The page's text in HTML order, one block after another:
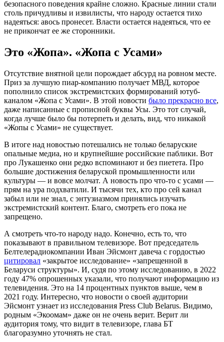
безопасного поведения крайне сложно. Красные линии стали
столь причудливы и извилисты, что народу остается тихо
надеяться: авось пронесет. Власти остается надеяться, что ее
не прикончат ее же сторонники.
Это «Жопа». «Жопа с Усами»
Отсутствие внятной цели порождает абсурд на ровном месте.
Приз за лучшую пиар-компанию получает МВД, которое
пополнило список экстремистских формирований ютуб-
каналом «Жопа с Усами». В этой новости было прекрасно все,
даже написанные с прописной буквы Усы. Это тот случай,
когда лучше было бы потерпеть и делать, вид, что никакой
«Жопы с Усами» не существует.
В итоге над новостью потешались не только беларуские
опальные медиа, но и крупнейшие российские паблики. Вот
про Лукашенко они редко вспоминают и без пиетета. Про
большие достижения беларуской промышленности или
культуры — и вовсе молчат. А новость про что-то с усами —
прям на ура подхватили. И тысячи тех, кто про сей канал
забыл или не знал, с энтузиазмом принялись изучать
экстремистский контент. Благо, смотреть его пока не
запрещено.
А смотреть что-то народу надо. Конечно, есть то, что
показывают в правильном телевизоре. Вот председатель
Белтелерадиокомпании Иван Эйсмонт давеча с гордостью
цитировал «закрытое исследование» «запрещенной в
Беларуси структуры». И, судя по этому исследованию, в 2022
году 47% опрошенных указали, что получают информацию из
телевидения. Это на 14 процентных пунктов выше, чем в
2021 году. Интересно, что новости о своей аудитории
Эйсмонт узнает из исследования Press Club Belarus. Видимо,
родным «Экоомам» даже он не очень верит. Верит ли
аудитория тому, что видит в телевизоре, глава БТ
благоразумно уточнять не стал.